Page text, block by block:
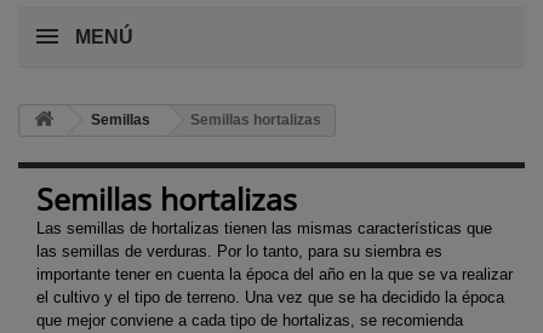
MENÚ
Semillas Semillas hortalizas
Semillas hortalizas
Las semillas de hortalizas tienen las mismas características que
las semillas de verduras. Por lo tanto, para su siembra es
importante tener en cuenta la época del año en la que se va realizar
el cultivo y el tipo de terreno. Una vez que se ha decidido la época
que mejor conviene a cada tipo de hortalizas, se recomienda